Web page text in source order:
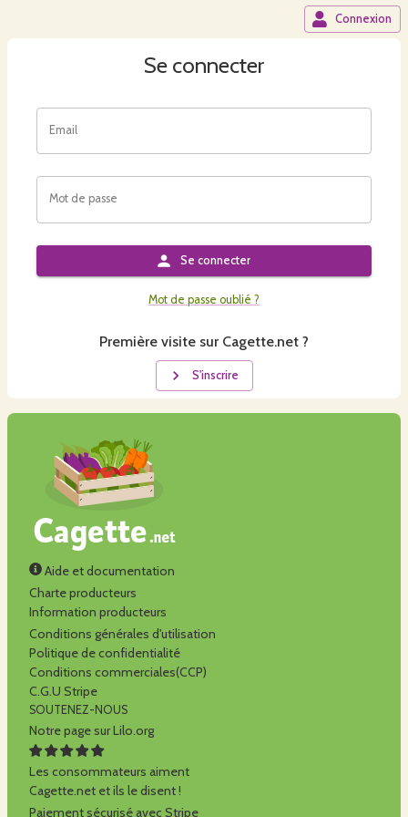
Connexion
Se connecter
Email
Mot de passe
Se connecter
Mot de passe oublié ?
Première visite sur Cagette.net ?
S'inscrire
Aide et documentation
Charte producteurs
Information producteurs
Conditions générales d'utilisation
Politique de confidentialité
Conditions commerciales(CCP)
C.G.U Stripe
SOUTENEZ-NOUS
Notre page sur Lilo.org
Les consommateurs aiment
Cagette.net et ils le disent !
Paiement sécurisé avec Stripe